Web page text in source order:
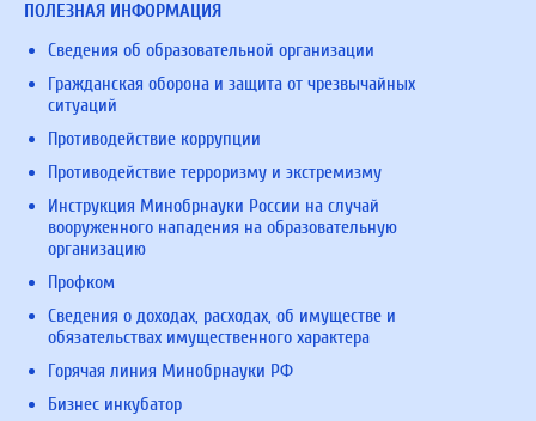
ПОЛЕЗНАЯ ИНФОРМАЦИЯ
Сведения об образовательной организации
Гражданская оборона и защита от чрезвычайных
ситуаций
Противодействие коррупции
Противодействие терроризму и экстремизму
Инструкция Минобрнауки России на случай
вооруженного нападения на образовательную
организацию
Профком
Сведения о доходах, расходах, об имуществе и
обязательствах имущественного характера
Горячая линия Минобрнауки РФ
Бизнес инкубатор